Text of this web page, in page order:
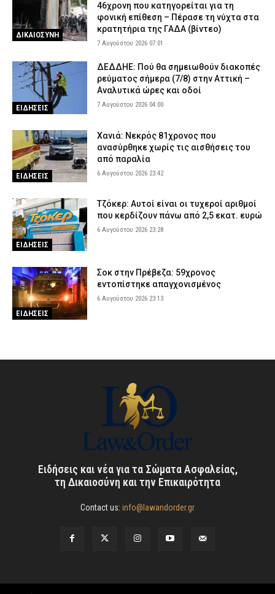
ΔΙΚΑΙΟΣΥΝΗ
46χρονη που κατηγορείται για τη
φονική επίθεση – Πέρασε τη νύχτα στα
κρατητήρια της ΓΑΔΑ (βίντεο)
7 Αυγούστου 2026 07:01
ΕΙΔΗΣΕΙΣ
ΔΕΔΔΗΕ: Πού θα σημειωθούν διακοπές
ρεύματος σήμερα (7/8) στην Αττική –
Αναλυτικά ώρες και οδοί
7 Αυγούστου 2026 04:00
ΕΙΔΗΣΕΙΣ
Χανιά: Νεκρός 81χρονος που
ανασύρθηκε χωρίς τις αισθήσεις του
από παραλία
6 Αυγούστου 2026 23:42
ΕΙΔΗΣΕΙΣ
Τζόκερ: Αυτοί είναι οι τυχεροί αριθμοί
που κερδίζουν πάνω από 2,5 εκατ. ευρώ
6 Αυγούστου 2026 23:28
ΕΙΔΗΣΕΙΣ
Σοκ στην Πρέβεζα: 59χρονος
εντοπίστηκε απαγχονισμένος
6 Αυγούστου 2026 23:13
Ειδήσεις και νέα για τα Σώματα Ασφαλείας,
τη Δικαιοσύνη και την Επικαιρότητα
Contact us: info@lawandorder.gr